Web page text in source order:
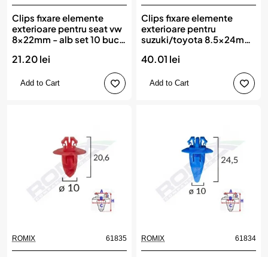
Clips fixare elemente
exterioare pentru seat vw
8x22mm - alb set 10 buc,
21.20 lei
Add to Cart
Clips fixare elemente
exterioare pentru
suzuki/toyota 8.5x24mm
40.01 lei
Add to Cart
ROMIX 61835 ROMIX 61834